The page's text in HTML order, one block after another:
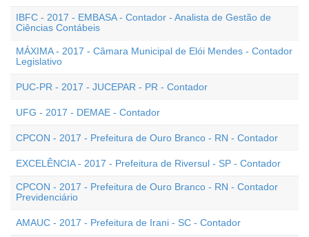
IBFC - 2017 - EMBASA - Contador - Analista de Gestão de
Ciências Contábeis
MÁXIMA - 2017 - Câmara Municipal de Elói Mendes - Contador
Legislativo
PUC-PR - 2017 - JUCEPAR - PR - Contador
UFG - 2017 - DEMAE - Contador
CPCON - 2017 - Prefeitura de Ouro Branco - RN - Contador
EXCELÊNCIA - 2017 - Prefeitura de Riversul - SP - Contador
CPCON - 2017 - Prefeitura de Ouro Branco - RN - Contador
Previdenciário
AMAUC - 2017 - Prefeitura de Irani - SC - Contador